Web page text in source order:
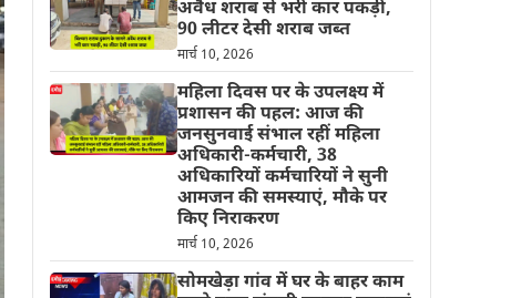
अवैध शराब से भरी कार पकड़ी,
90 लीटर देसी शराब जब्त
मार्च 10, 2026
महिला दिवस पर के उपलक्ष्य में
प्रशासन की पहल: आज की
जनसुनवाई संभाल रहीं महिला
अधिकारी-कर्मचारी, 38
अधिकारियों कर्मचारियों ने सुनी
आमजन की समस्याएं, मौके पर
किए निराकरण
मार्च 10, 2026
सोमखेड़ा गांव में घर के बाहर काम